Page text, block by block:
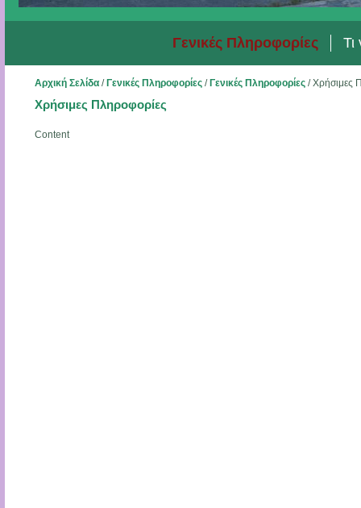
Γενικές Πληροφορίες Τι
Αρχική Σελίδα/ Γενικές Πληροφορίες/ Γενικές Πληροφορίες/Χρήσιμες
Χρήσιμες Πληροφορίες
Content